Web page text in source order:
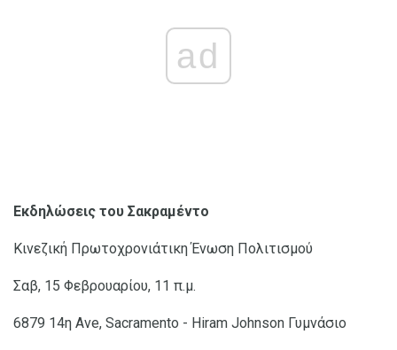
ad
Εκδηλώσεις του Σακραμέντο
Κινεζική Πρωτοχρονιάτικη Ένωση Πολιτισμού
Σαβ, 15 Φεβρουαρίου, 11 π.μ.
6879 14η Ave, Sacramento - Hiram Johnson Γυμνάσιο